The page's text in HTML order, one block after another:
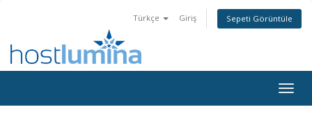
Türkçe Giriş Sepeti Görüntüle